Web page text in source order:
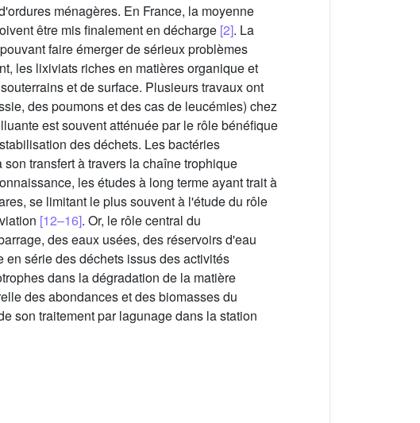
ménagères. En France, la moyenne
être mis finalement en décharge [2]. La
faire émerger de sérieux problèmes
les lixiviats riches en matières organique et
et de surface. Plusieurs travaux ont
des poumons et des cas de leucémies) chez
est souvent atténuée par le rôle bénéfique
des déchets. Les bactéries
transfert à travers la chaîne trophique
les études à long terme ayant trait à
se limitant le plus souvent à l'étude du rôle
[12–16]. Or, le rôle central du
des eaux usées, des réservoirs d'eau
série des déchets issus des activités
dans la dégradation de la matière
des abondances et des biomasses du
son traitement par lagunage dans la station